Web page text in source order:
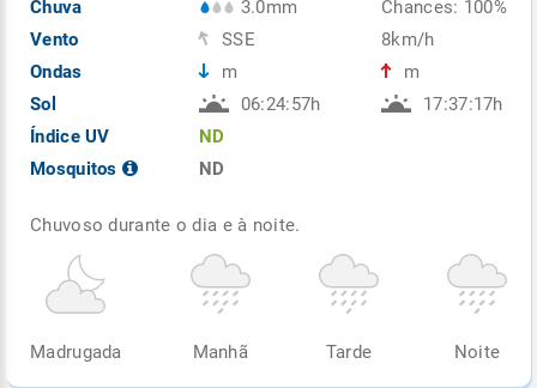
Chuva
Vento
Ondas
Sol
Índice UV
Mosquitos
3.0mm
SSE
m
06:24:57h
ND
ND
Chances: 100%
8km/h
m
17:37:17h
Chuvoso durante o dia e à noite.
Madrugada Manhã Tarde Noite